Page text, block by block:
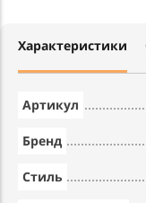
Характеристики
Артикул
Бренд
Стиль